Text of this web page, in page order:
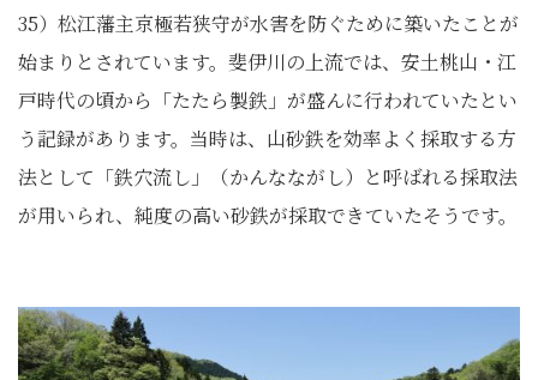
35）松江藩主京極若狭守が水害を防ぐために築いたことが
始まりとされています。斐伊川の上流では、安土桃山・江
戸時代の頃から「たたら製鉄」が盛んに行われていたとい
う記録があります。当時は、山砂鉄を効率よく採取する方
法として「鉄穴流し」（かんなながし）と呼ばれる採取法
が用いられ、純度の高い砂鉄が採取できていたそうです。